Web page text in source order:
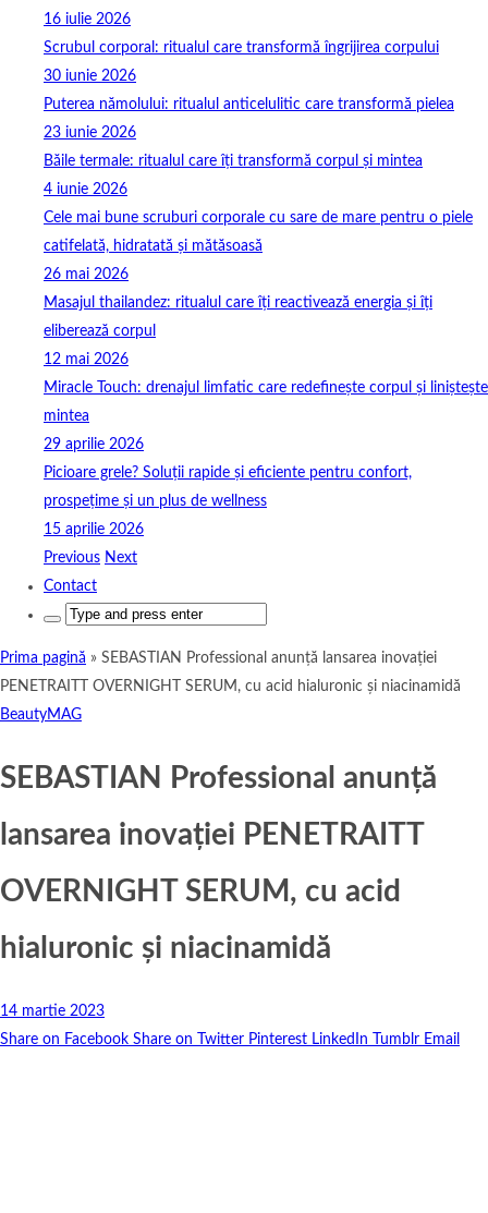
16 iulie 2026
Scrubul corporal: ritualul care transformă îngrijirea corpului
30 iunie 2026
Puterea nămolului: ritualul anticelulitic care transformă pielea
23 iunie 2026
Băile termale: ritualul care îți transformă corpul și mintea
4 iunie 2026
Cele mai bune scruburi corporale cu sare de mare pentru o piele
catifelată, hidratată și mătăsoasă
26 mai 2026
Masajul thailandez: ritualul care îți reactivează energia și îți
eliberează corpul
12 mai 2026
Miracle Touch: drenajul limfatic care redefinește corpul și liniștește
mintea
29 aprilie 2026
Picioare grele? Soluții rapide și eficiente pentru confort,
prospețime și un plus de wellness
15 aprilie 2026
Previous Next
Contact
Search
Prima pagină » SEBASTIAN Professional anunță lansarea inovației
PENETRAITT OVERNIGHT SERUM, cu acid hialuronic și niacinamidă
BeautyMAG
SEBASTIAN Professional anunță
lansarea inovației PENETRAITT
OVERNIGHT SERUM, cu acid
hialuronic și niacinamidă
14 martie 2023
Share on Facebook Share on Twitter Pinterest LinkedIn Tumblr Email